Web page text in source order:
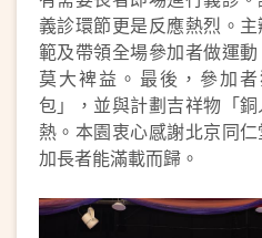
義診環節更是反應熱烈。
範及帶領全場參加者做運
莫大裨益。最後，參加
包」，並與計劃吉祥物「
熱。本園衷心感謝北京同
加長者能滿載而歸。